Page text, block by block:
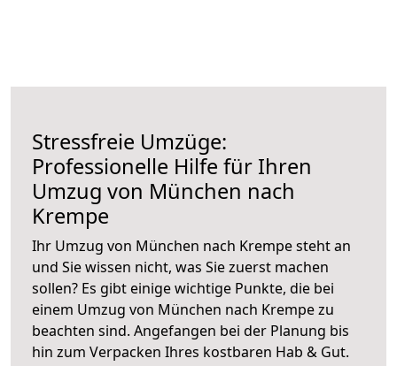
Stressfreie Umzüge:
Professionelle Hilfe für Ihren
Umzug von München nach
Krempe
Ihr Umzug von München nach Krempe steht an
und Sie wissen nicht, was Sie zuerst machen
sollen? Es gibt einige wichtige Punkte, die bei
einem Umzug von München nach Krempe zu
beachten sind. Angefangen bei der Planung bis
hin zum Verpacken Ihres kostbaren Hab & Gut.